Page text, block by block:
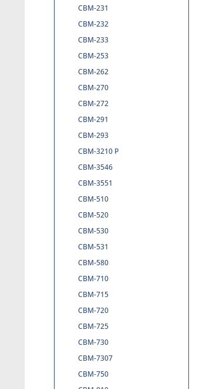
CBM-231
CBM-232
CBM-233
CBM-253
CBM-262
CBM-270
CBM-272
CBM-291
CBM-293
CBM-3210 P
CBM-3546
CBM-3551
CBM-510
CBM-520
CBM-530
CBM-531
CBM-580
CBM-710
CBM-715
CBM-720
CBM-725
CBM-730
CBM-7307
CBM-750